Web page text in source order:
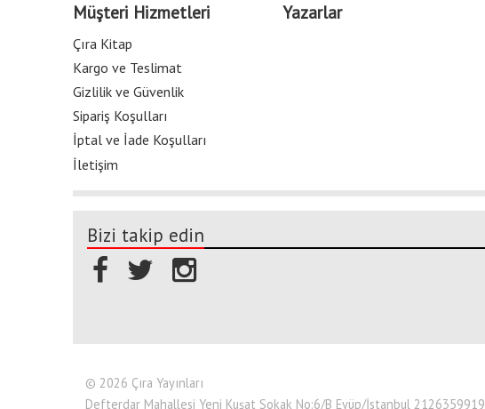
Müşteri Hizmetleri
Çıra Kitap
Kargo ve Teslimat
Gizlilik ve Güvenlik
Sipariş Koşulları
İptal ve İade Koşulları
İletişim
Yazarlar
Bizi takip edin
© 2026 Çıra Yayınları
Defterdar Mahallesi Yeni Kuşat Sokak No:6/B Eyüp/İstanbul 2126359919